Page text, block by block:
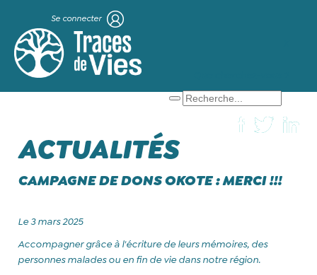
Se connecter
ACTUALITÉS
CAMPAGNE DE DONS OKOTE : MERCI !!!
Le 3 mars 2025
Accompagner grâce à l'écriture de leurs mémoires, des
personnes malades ou en fin de vie dans notre région.